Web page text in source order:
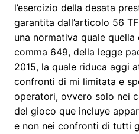
l’esercizio della desata
garantita dall’articolo 56
una normativa quale quella
comma 649, della legge
2015, la quale riduca aggi
confronti di mi limitata e
operatori, ovvero solo nei
del gioco que incluye
e non nei confronti di tutti